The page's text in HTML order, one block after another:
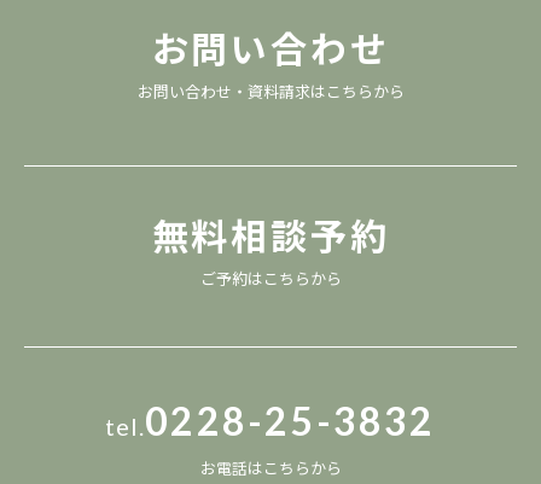
お問い合わせ
お問い合わせ・資料請求はこちらから
無料相談予約
ご予約はこちらから
tel.0228-25-3832
お電話はこちらから